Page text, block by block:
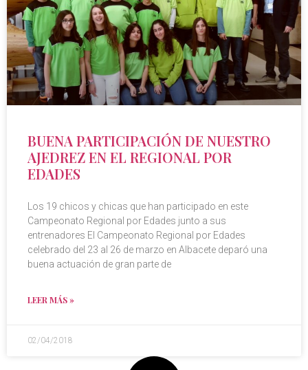
BUENA PARTICIPACIÓN DE NUESTRO
AJEDREZ EN EL REGIONAL POR
EDADES
Los 19 chicos y chicas que han participado en este
Campeonato Regional por Edades junto a sus
entrenadores El Campeonato Regional por Edades
celebrado del 23 al 26 de marzo en Albacete deparó una
buena actuación de gran parte de
LEER MÁS »
02/04/2018